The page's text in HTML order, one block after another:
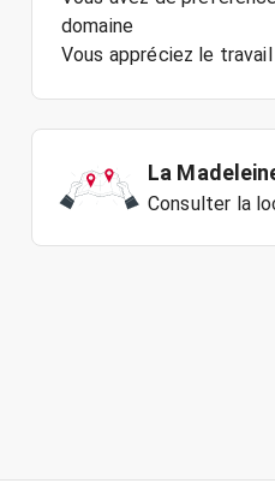
domaine
Vous appréciez le
La
Consulter la